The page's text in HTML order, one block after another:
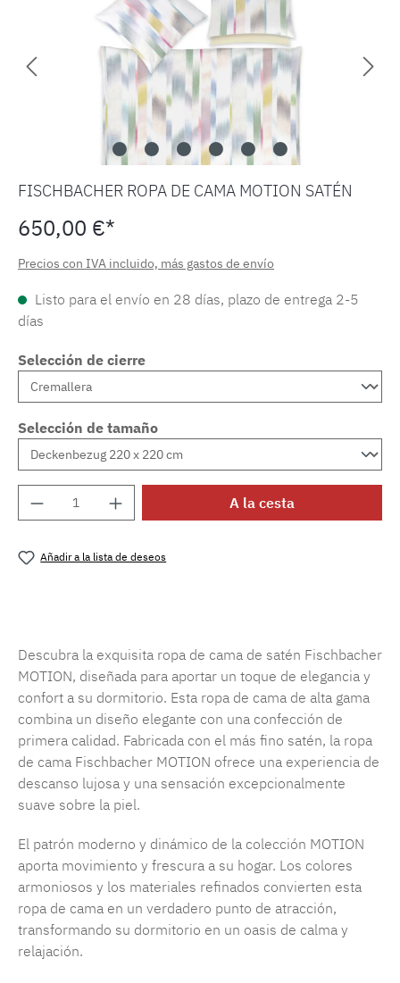
FISCHBACHER ROPA DE CAMA MOTION SATÉN
650,00 €*
Precios con IVA incluido, más gastos de envío
Listo para el envío en 28 días, plazo de entrega 2-5
días
Selección de cierre
Selección de tamaño
Cantidad del producto: introduce la
A la cesta
Añadir a la lista de deseos
Descubra la exquisita ropa de cama de satén Fischbacher
MOTION, diseñada para aportar un toque de elegancia y
confort a su dormitorio. Esta ropa de cama de alta gama
combina un diseño elegante con una confección de
primera calidad. Fabricada con el más fino satén, la ropa
de cama Fischbacher MOTION ofrece una experiencia de
descanso lujosa y una sensación excepcionalmente
suave sobre la piel.
El patrón moderno y dinámico de la colección MOTION
aporta movimiento y frescura a su hogar. Los colores
armoniosos y los materiales refinados convierten esta
ropa de cama en un verdadero punto de atracción,
transformando su dormitorio en un oasis de calma y
relajación.